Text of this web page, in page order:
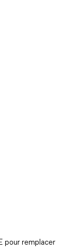
pour remplacer